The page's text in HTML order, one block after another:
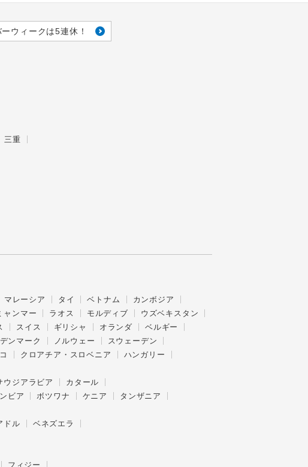
ウィークは5連休！
三重
マレーシア タイ ベトナム
カンボジア
ャンマー ラオス モルディブ
ウズベキスタン
スイス ギリシャ オランダ
ベルギー
デンマーク ノルウェー
スウェーデン
クロアチア・スロベニア
ハンガリー
ウジアラビア
カタール
ビア ボツワナ ケニア
タンザニア
ドル
ベネズエラ
フィジー